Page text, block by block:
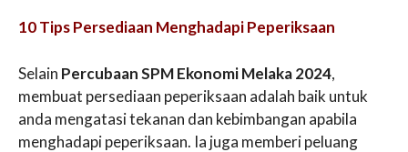
10 Tips Persediaan Menghadapi Peperiksaan
Selain Percubaan SPM Ekonomi Melaka 2024,
membuat persediaan peperiksaan adalah baik untuk
anda mengatasi tekanan dan kebimbangan apabila
menghadapi peperiksaan. Ia juga memberi peluang